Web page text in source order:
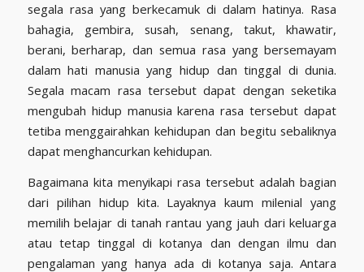
segala rasa yang berkecamuk di dalam hatinya. Rasa
bahagia, gembira, susah, senang, takut, khawatir,
berani, berharap, dan semua rasa yang bersemayam
dalam hati manusia yang hidup dan tinggal di dunia.
Segala macam rasa tersebut dapat dengan seketika
mengubah hidup manusia karena rasa tersebut dapat
tetiba menggairahkan kehidupan dan begitu sebaliknya
dapat menghancurkan kehidupan.
Bagaimana kita menyikapi rasa tersebut adalah bagian
dari pilihan hidup kita. Layaknya kaum milenial yang
memilih belajar di tanah rantau yang jauh dari keluarga
atau tetap tinggal di kotanya dan dengan ilmu dan
pengalaman yang hanya ada di kotanya saja. Antara